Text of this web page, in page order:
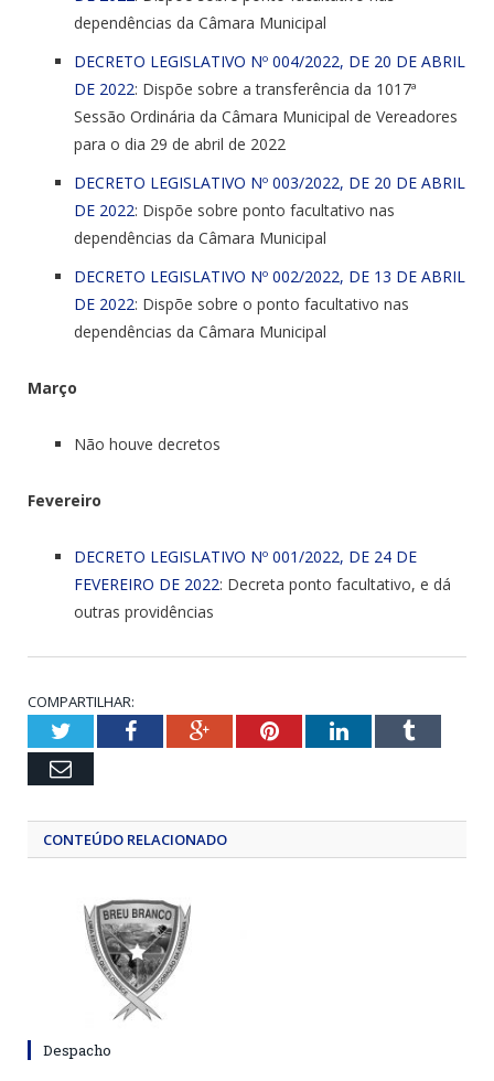
dependências da Câmara Municipal
DECRETO LEGISLATIVO Nº 004/2022, DE 20 DE ABRIL
DE 2022: Dispõe sobre a transferência da 1017ª
Sessão Ordinária da Câmara Municipal de Vereadores
para o dia 29 de abril de 2022
DECRETO LEGISLATIVO Nº 003/2022, DE 20 DE ABRIL
DE 2022: Dispõe sobre ponto facultativo nas
dependências da Câmara Municipal
DECRETO LEGISLATIVO Nº 002/2022, DE 13 DE ABRIL
DE 2022: Dispõe sobre o ponto facultativo nas
dependências da Câmara Municipal
Março
Não houve decretos
Fevereiro
DECRETO LEGISLATIVO Nº 001/2022, DE 24 DE
FEVEREIRO DE 2022: Decreta ponto facultativo, e dá
outras providências
COMPARTILHAR:
TwitterFacebookGoogle+PinterestLinkedInTumblr
Email
CONTEÚDO RELACIONADO
Despacho